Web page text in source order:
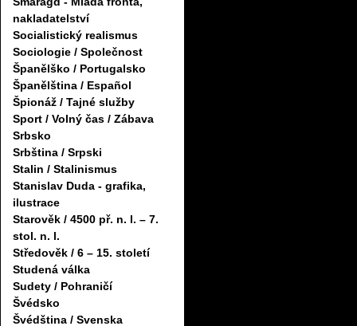
nakladatelství
Socialistický realismus
Sociologie / Společnost
Španělško / Portugalsko
Španělština / Español
Špionáž / Tajné služby
Sport / Volný čas / Zábava
Srbsko
Srbština / Srpski
Stalin / Stalinismus
Stanislav Duda - grafika,
ilustrace
Starověk / 4500 př. n. l. – 7.
stol. n. l.
Středověk / 6 – 15. století
Studená válka
Sudety / Pohraničí
Švédsko
Švédština / Svenska